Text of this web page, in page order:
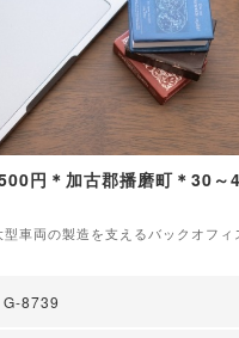
円＊加古郡播磨町＊30～
車両の製造を支えるバックオフィ
G-8739